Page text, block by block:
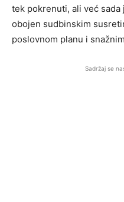
tek pokrenuti, ali već
obojen sudbinskim
poslovnom planu i
Sadržaj se